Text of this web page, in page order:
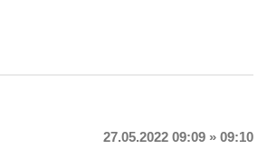
27.05.2022 09:09 » 09:10